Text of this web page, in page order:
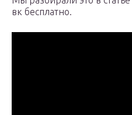
вк бесплатно.